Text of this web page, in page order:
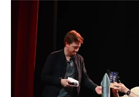
Afbeelding